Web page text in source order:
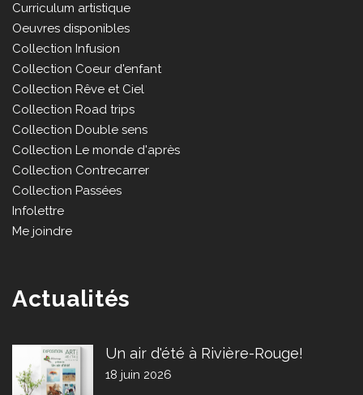
Curriculum artistique
Oeuvres disponibles
Collection Infusion
Collection Coeur d'enfant
Collection Rêve et Ciel
Collection Road trips
Collection Double sens
Collection Le monde d'après
Collection Contrecarrer
Collection Passées
Infolettre
Me joindre
Actualités
Un air d'été à Rivière-Rouge!
18 juin 2026